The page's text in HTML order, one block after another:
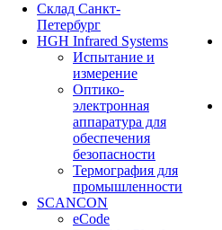
Cклад Санкт-
Петербург
HGH Infrared Systems
Испытание и
измерение
Оптико-
электронная
аппаратура для
обеспечения
безопасности
Термография для
промышленности
SCANCON
eCode